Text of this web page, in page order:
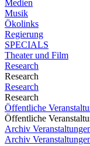
Medien
Musik
Ökolinks
Regierung
SPECIALS
Theater und Film
Research
Research
Research
Research
Öffentliche
Öffentliche
Archiv
Archiv